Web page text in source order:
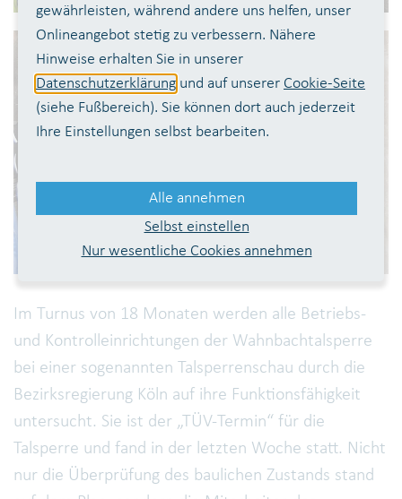
Im Turnus von 18 Monaten werden alle Betriebs-
und Kontrolleinrichtungen der Wahnbachtalsperre
bei einer sogenannten Talsperrenschau durch die
Bezirksregierung Köln auf ihre Funktionsfähigkeit
untersucht. Sie ist der „TÜV-Termin“ für die
Talsperre und fand in der letzten Woche statt. Nicht
nur die Überprüfung des baulichen Zustands stand
gewährleisten, während andere uns helfen, unser
Onlineangebot stetig zu verbessern. Nähere
Hinweise erhalten Sie in unserer
Datenschutzerklärung und auf unserer Cookie-Seite
(siehe Fußbereich). Sie können dort auch jederzeit
Ihre Einstellungen selbst bearbeiten.
Alle annehmen
Selbst einstellen
Nur wesentliche Cookies annehmen